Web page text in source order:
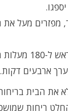
מפזרים מעל את
לתנור שחומם
ארבעים דקות.
את הבית
ריחות